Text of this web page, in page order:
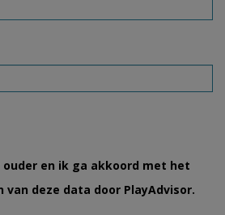
ouder en ik ga akkoord met het
van deze data door PlayAdvisor.